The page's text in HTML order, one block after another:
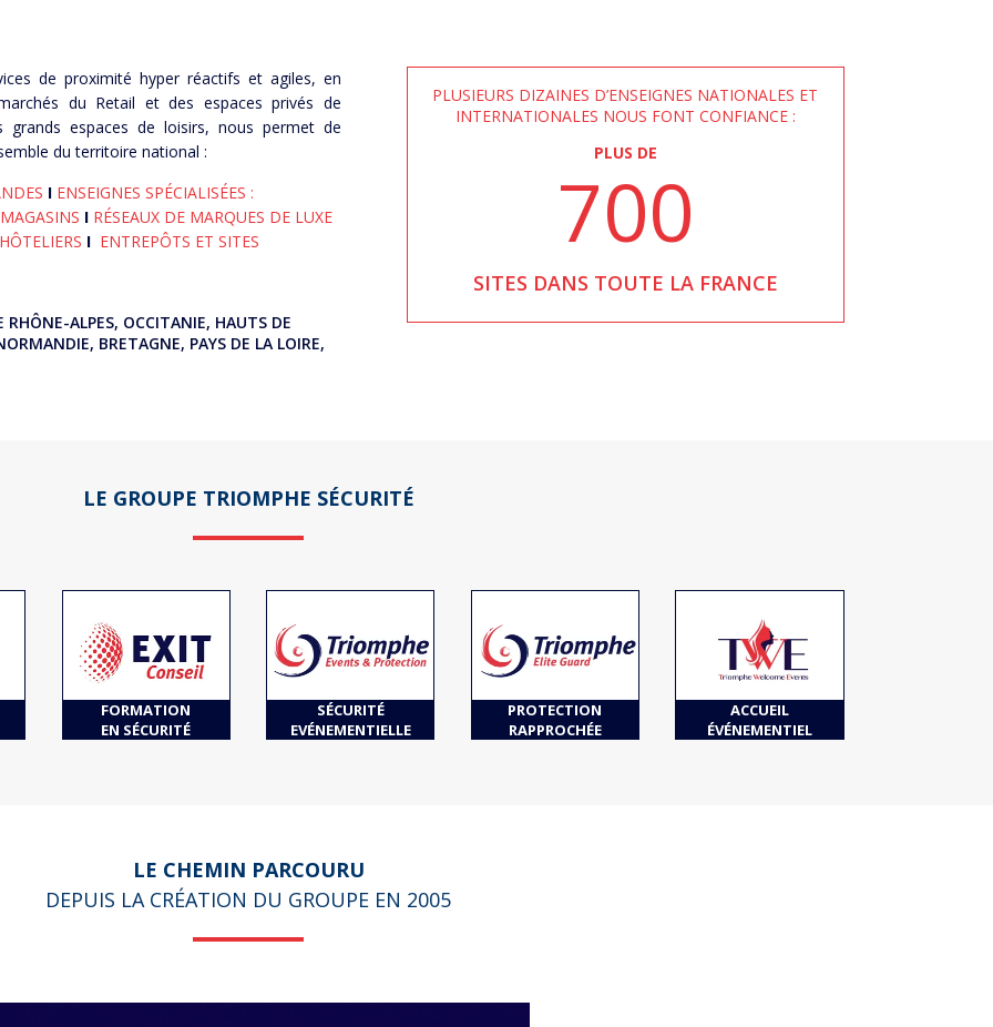
de proximité hyper réactifs et agiles, en
du Retail et des espaces privés de
grands espaces de loisirs, nous permet de
du territoire national :
I ENSEIGNES SPÉCIALISÉES :
I RÉSEAUX DE MARQUES DE LUXE
I ENTREPÔTS ET SITES
RHÔNE-ALPES, OCCITANIE, HAUTS DE
BRETAGNE, PAYS DE LA LOIRE,
PLUSIEURS DIZAINES D’ENSEIGNES NATIONALES ET
INTERNATIONALES NOUS FONT CONFIANCE :
PLUS DE
700
SITES DANS TOUTE LA FRANCE
LE GROUPE TRIOMPHE SÉCURITÉ
FORMATION
EN SÉCURITÉ
SÉCURITÉ
EVÉNEMENTIELLE
PROTECTION
RAPPROCHÉE
ACCUEIL
ÉVÉNEMENTIEL
LE CHEMIN PARCOURU
DEPUIS LA CRÉATION DU GROUPE EN 2005